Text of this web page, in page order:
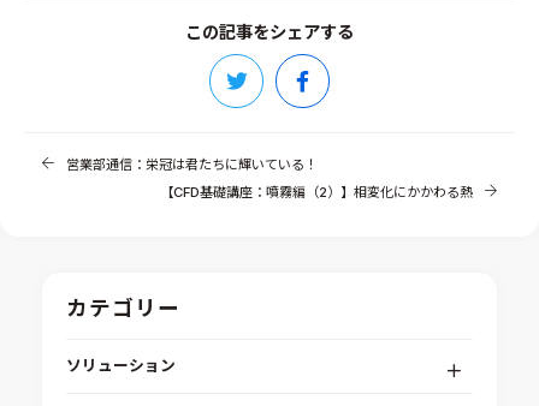
この記事をシェアする
営業部通信：栄冠は君たちに輝いている！
【CFD基礎講座：噴霧編（2）】相変化にかかわる熱
カテゴリー
ソリューション